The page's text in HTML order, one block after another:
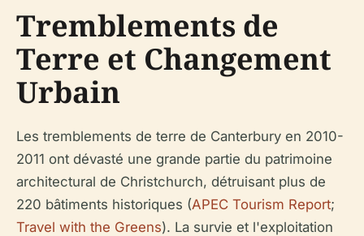
Tremblements de
Terre et Changement
Urbain
Les tremblements de terre de Canterbury en 2010-
2011 ont dévasté une grande partie du patrimoine
architectural de Christchurch, détruisant plus de
220 bâtiments historiques (APEC Tourism Report;
Travel with the Greens). La survie et l'exploitation